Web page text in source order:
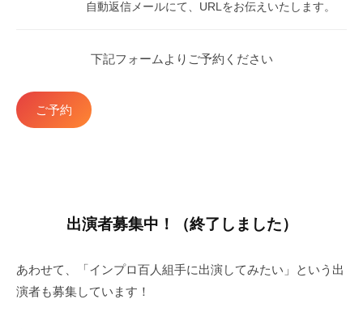
自動返信メールにて、URLをお伝えいたします。
下記フォームよりご予約ください
ご予約
出演者募集中！（終了しました）
あわせて、「インプロ百人組手に出演してみたい」という出
演者も募集しています！